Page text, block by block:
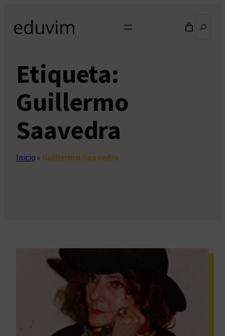
contenido
Etiqueta:
Guillermo
Saavedra
Inicio»Guillermo Saavedra